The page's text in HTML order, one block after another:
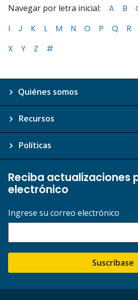
Navegar por letra inicial: A B
I
J K L M N O P Q R
X
Y Z #
Quiénes somos
Recursos
Políticas
Reciba actualizaciones
electrónico
Ingrese su correo electrónico
Suscríbase